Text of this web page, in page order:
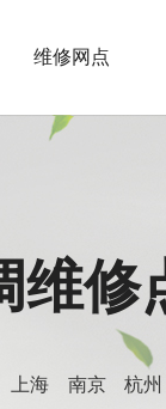
维修网点
维修
上海 南京 杭州